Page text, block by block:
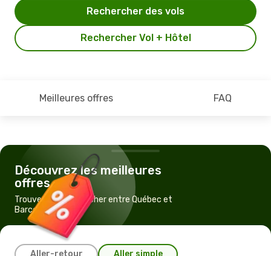
Rechercher Vol + Hôtel
Rechercher des vols
Meilleures offres FAQ
Découvrez les meilleures
offres
Trouvez un vol pas cher entre Québec et
Barcelone
Aller-retour Aller simple